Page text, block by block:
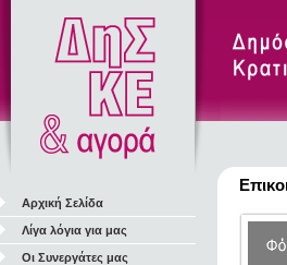
Αρχική Σελίδα
Λίγα λόγια για μας
Οι Συνεργάτες μας